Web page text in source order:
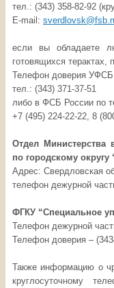
тел.: (343) 358-82-92
E-mail:
если вы обладаете
готовящихся
Телефон доверия УФСБ
тел.: (343) 371-37-51
либо в ФСБ России по
+7 (495) 224-22-22, 8
Отдел Министерства
по городскому округу
Адрес: Свердловская
телефон дежурной
ФГКУ “Специальное
Телефон дежурной
Телефон доверия –
Также информацию о
круглосуточному